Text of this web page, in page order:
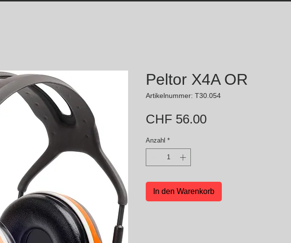
Peltor X4A OR
Artikelnummer: T30.054
CHF 56.00Preis
Anzahl *
In den Warenkorb